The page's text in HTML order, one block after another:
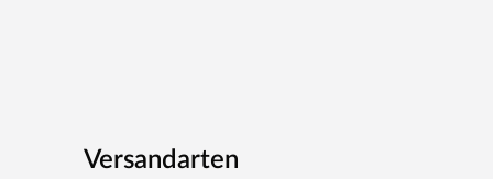
Versandarten